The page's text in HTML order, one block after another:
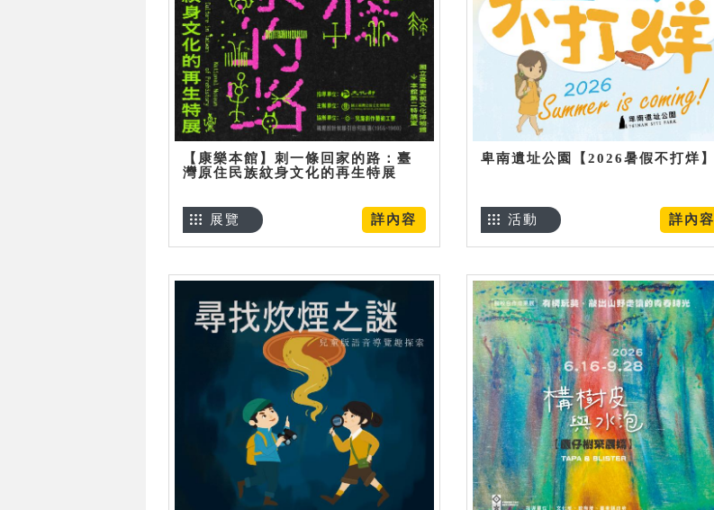
【康樂本館】刺一條回家的路：臺
灣原住民族紋身文化的再生特展
詳內容
展覽
卑南遺址公園【2026暑假不打烊】
詳內容
活動